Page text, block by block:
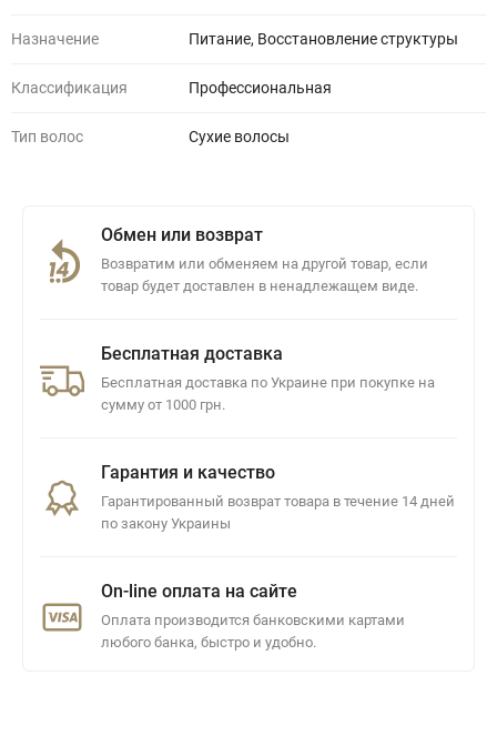
Назначение Питание, Восстановление структуры
Классификация Профессиональная
Тип волос Сухие волосы
Обмен или возврат
Возвратим или обменяем на другой товар, если
товар будет доставлен в ненадлежащем виде.
Бесплатная доставка
Бесплатная доставка по Украине при покупке на
сумму от 1000 грн.
Гарантия и качество
Гарантированный возврат товара в течение 14 дней
по закону Украины
On-line оплата на сайте
Оплата производится банковскими картами
любого банка, быстро и удобно.